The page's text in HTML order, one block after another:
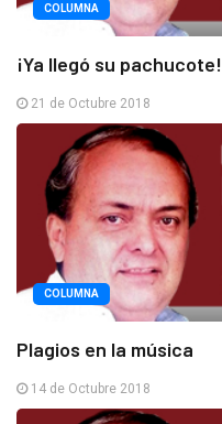
COLUMNA
¡Ya llegó su pachucote!
21 de Octubre 2018
COLUMNA
Plagios en la música
14 de Octubre 2018